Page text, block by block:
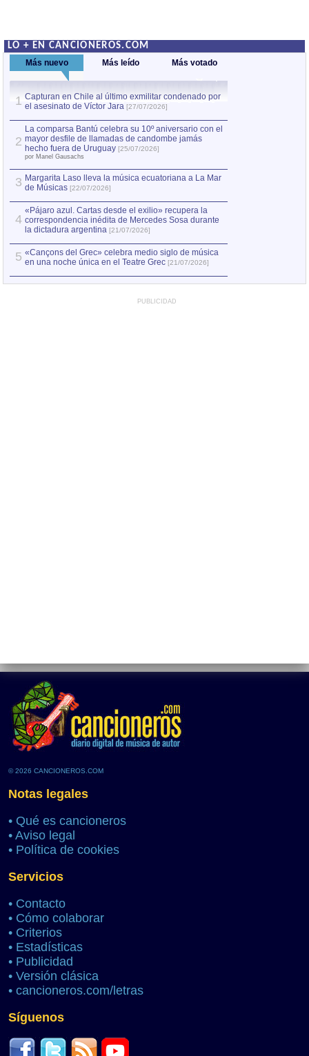
LO + EN CANCIONEROS.COM
Más nuevo Más leído Más votado
1 Capturan en Chile al último exmilitar condenado por
el asesinato de Víctor Jara [27/07/2026]
2
La comparsa Bantú celebra su 10º aniversario con el
mayor desfile de llamadas de candombe jamás
hecho fuera de Uruguay [25/07/2026]
por Manel Gausachs
3 Margarita Laso lleva la música ecuatoriana a La Mar
de Músicas [22/07/2026]
4
«Pájaro azul. Cartas desde el exilio» recupera la
correspondencia inédita de Mercedes Sosa durante
la dictadura argentina [21/07/2026]
5 «Cançons del Grec» celebra medio siglo de música
en una noche única en el Teatre Grec [21/07/2026]
PUBLICIDAD
© 2026 CANCIONEROS.COM
Notas legales
• Qué es cancioneros
• Aviso legal
• Política de cookies
Servicios
• Contacto
• Cómo colaborar
• Criterios
• Estadísticas
• Publicidad
• Versión clásica
• cancioneros.com/letras
Síguenos